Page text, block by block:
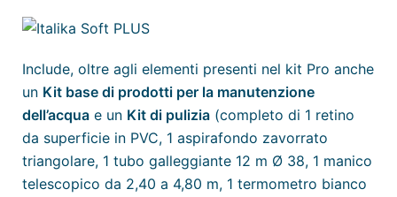
Include, oltre agli elementi presenti nel kit Pro anche
un Kit base di prodotti per la manutenzione
dell’acqua e un Kit di pulizia (completo di 1 retino
da superficie in PVC, 1 aspirafondo zavorrato
triangolare, 1 tubo galleggiante 12 m Ø 38, 1 manico
telescopico da 2,40 a 4,80 m, 1 termometro bianco